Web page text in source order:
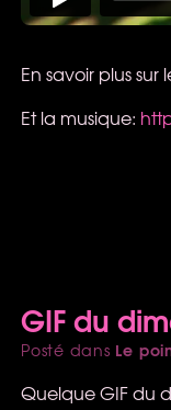
En savoir plus sur
Et la musique:
GIF du
Posté dans Le
QuelqueGIFdu